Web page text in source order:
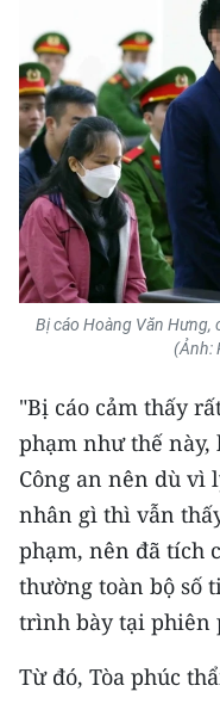
Bị cáo Hoàng Văn Hưng,
(Ảnh:
"Bị cáo cảm thấy
phạm như thế
Công an nên dù vì
nhân gì thì vẫn
phạm, nên đã tích
thường toàn bộ số
trình bày tại phiên
Từ đó, Tòa phúc